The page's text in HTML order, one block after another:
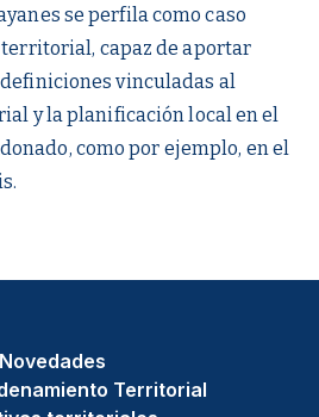
se perfila como caso
capaz de aportar
vinculadas al
y la planificación local en el
como por ejemplo, en el
Novedades
Territorial